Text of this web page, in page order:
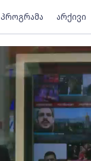
პროგრამა არქივი